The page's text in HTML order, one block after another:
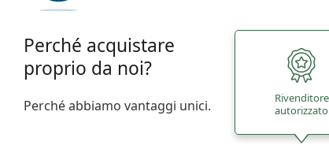
Perché acquistare
proprio da noi?
Perché abbiamo vantaggi unici.
Rivenditore
autorizzato